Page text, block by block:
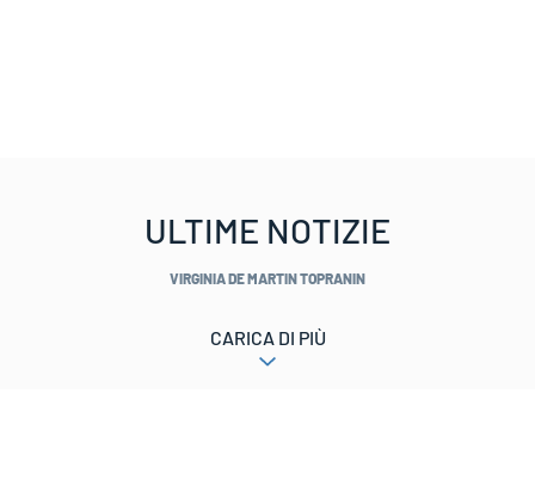
ULTIME NOTIZIE
VIRGINIA DE MARTIN TOPRANIN
CARICA DI PIÙ